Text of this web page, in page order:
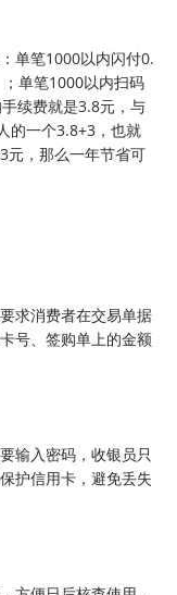
单笔1000以内闪付0.
单笔1000以内扫码
续费就是3.8元，与
的一个3.8+3，也就
元，那么一年节省可
求消费者在交易单据
号、签购单上的金额
输入密码，收银员只
护信用卡，避免丢失